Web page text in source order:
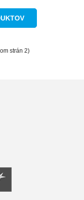
strán 2)